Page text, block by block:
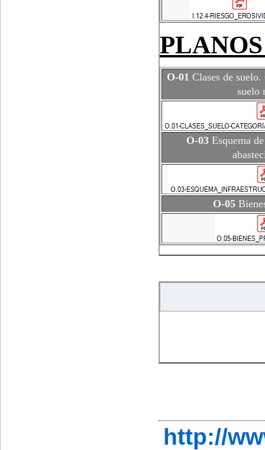
O-01 Clases de
suelo
O-03 Esquema
O-05
http://